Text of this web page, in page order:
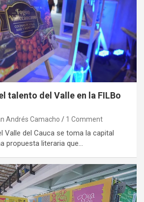
talento del Valle en la FILBo
Andrés Camacho 1 Comment
Valle del Cauca se toma la capital
propuesta literaria que…